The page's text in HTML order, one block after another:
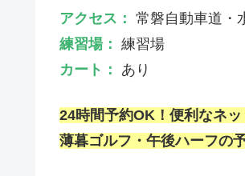
アクセス： 常磐自動車道・
練習場： 練習場
カート：
あり
24時間予約OK！便利なネッ
薄暮ゴルフ・午後ハーフの